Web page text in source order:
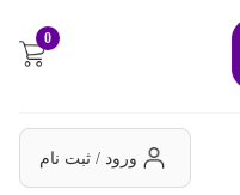
0
ورود / ثبت نام